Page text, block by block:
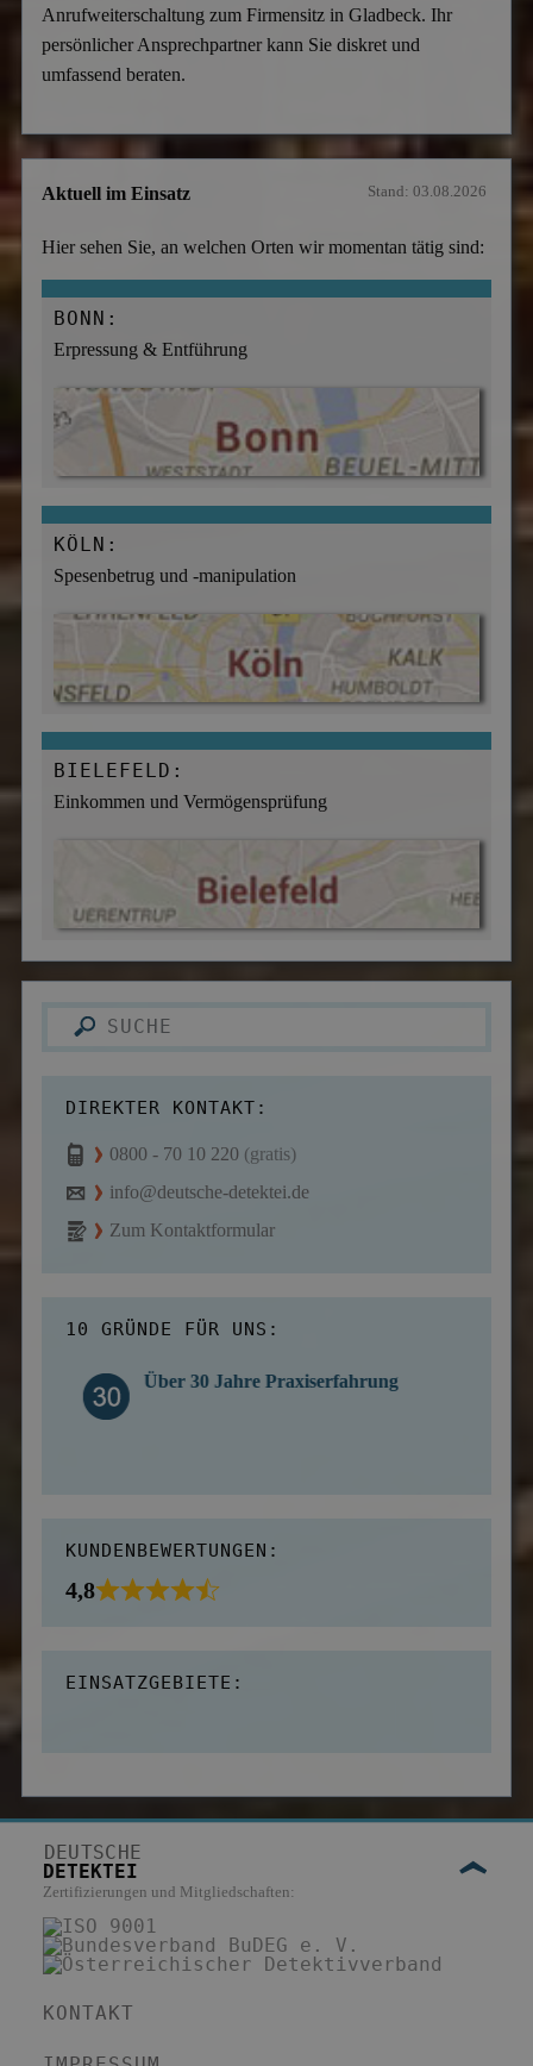
Anrufweiterschaltung zum Firmensitz in Gladbeck. Ihr
persönlicher Ansprechpartner kann Sie diskret und
umfassend beraten.
Aktuell im Einsatz Stand: 03.08.2026
Hier sehen Sie, an welchen Orten wir momentan tätig sind:
BONN:
Erpressung & Entführung
KÖLN:
Spesenbetrug und -manipulation
BIELEFELD:
Einkommen und Vermögensprüfung
DIREKTER KONTAKT:
0800 - 70 10 220 (gratis)
info@deutsche-detektei.de
Zum Kontaktformular
10 GRÜNDE FÜR UNS:
Über 30 Jahre Praxiserfahrung
KUNDENBEWERTUNGEN:
4,8
EINSATZGEBIETE:
DEUTSCHE
DETEKTEI
Zertifizierungen und Mitgliedschaften:
KONTAKT